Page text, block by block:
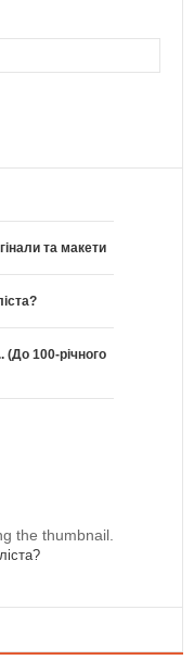
та макети
100-річного
the thumbnail.